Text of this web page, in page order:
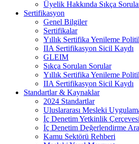
Üyelik Hakkında Sıkça
Sertifikasyon
Genel Bilgiler
Sertifikalar
Yıllık Sertifika Yenileme
IIA Sertifikasyon Sicil Kaydı
GLEIM
Sıkça Sorulan Sorular
Yıllık Sertifika Yenileme
IIA Sertifikasyon Sicil Kaydı
Standartlar & Kaynaklar
2024 Standartlar
Uluslararası Mesleki
İç Denetim Yetkinlik Çerçevesi
İç Denetim Değerlendirme
Kamu Sektörü Rehberi